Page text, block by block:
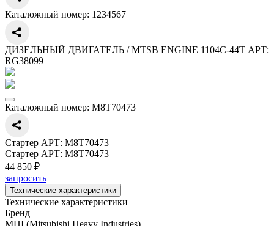
Каталожный номер: 1234567
ДИЗЕЛЬНЫЙ ДВИГАТЕЛЬ / MTSB ENGINE 1104C-44T АРТ:
RG38099
Каталожный номер: M8T70473
Стартер АРТ: M8T70473
Стартер АРТ: M8T70473
44 850 ₽
запросить
Технические характеристики
Технические характеристики
Бренд
MHI (Mitsubishi Heavy Industries)